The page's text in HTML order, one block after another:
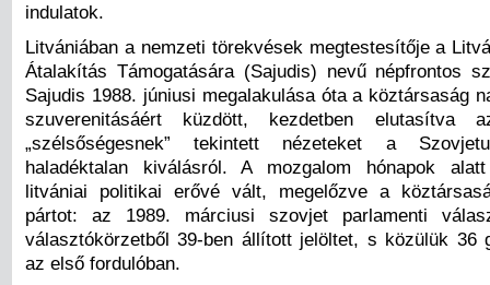
indulatok.
Litvániában a nemzeti törekvések megtestesítője a
Átalakítás Támogatására (Sajudis) nevű népfrontos
Sajudis 1988. júniusi megalakulása óta a köztársaság
szuverenitásáért küzdött, kezdetben elutasítva
„szélsőségesnek” tekintett nézeteket a
haladéktalan kiválásról. A mozgalom hónapok
litvániai politikai erővé vált, megelőzve a
pártot: az 1989. márciusi szovjet parlamenti
választókörzetből 39-ben állított jelöltet, s közülük 36
az első fordulóban.